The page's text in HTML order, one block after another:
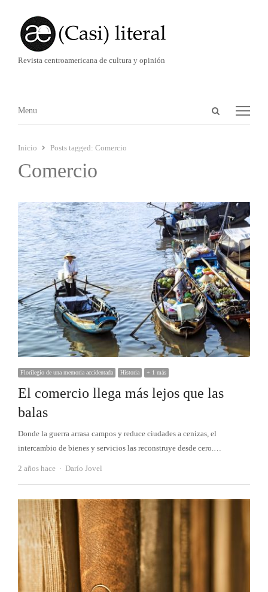
Revista centroamericana de cultura y opinión
Abrir
Menú
Menu
Inicio Posts tagged: Comercio
Comercio
Florilegio de una memoria accidentada Historia + 1 más
El comercio llega más lejos que las
balas
Donde la guerra arrasa campos y reduce ciudades a cenizas, el
intercambio de bienes y servicios las reconstruye desde cero.…
2 años hace Autor
Darío Jovel